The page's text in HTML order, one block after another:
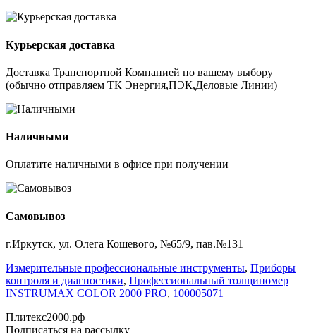
Курьерская доставка
Доставка Транспортной Компанией по вашему выбору
(обычно отправляем ТК Энергия,ПЭК,Деловые Линии)
Наличными
Оплатите наличными в офисе при получении
Самовывоз
г.Иркутск, ул. Олега Кошевого, №65/9, пав.№131
Измерительные профессиональные инструменты, Приборы
контроля и диагностики, Профессиональный толщиномер
INSTRUMAX COLOR 2000 PRO, 100005071
Плитекс2000.рф
Подписаться на рассылку